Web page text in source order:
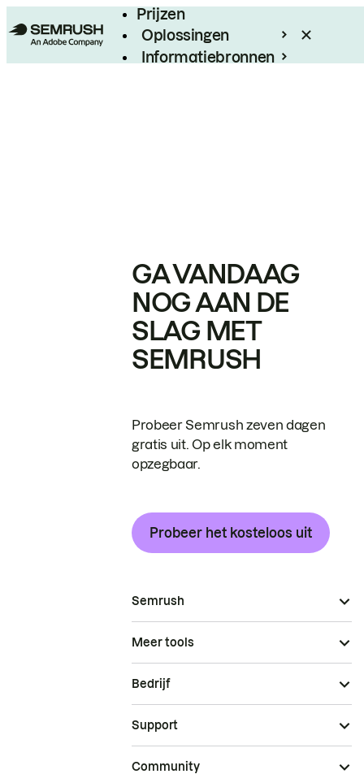
Prijzen
Oplossingen
Informatiebronnen
GA VANDAAG
NOG AAN DE
SLAG MET
SEMRUSH
Probeer Semrush zeven dagen
gratis uit. Op elk moment
opzegbaar.
Probeer het kosteloos uit
Semrush
Meer tools
Bedrijf
Support
Community